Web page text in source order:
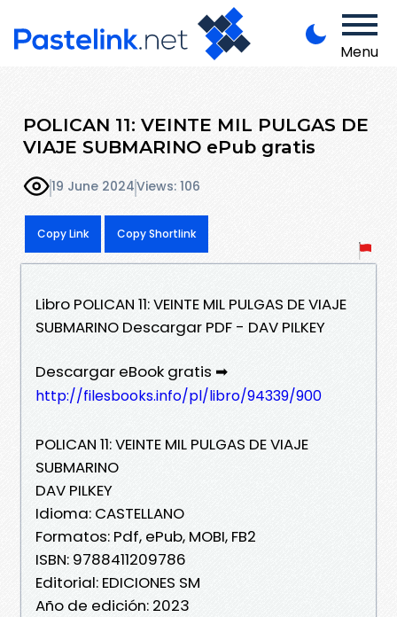
Menu
POLICAN 11: VEINTE MIL PULGAS DE
VIAJE SUBMARINO ePub gratis
19 June 2024Views: 106
Copy Link Copy Shortlink
Libro POLICAN 11: VEINTE MIL PULGAS DE VIAJE
SUBMARINO Descargar PDF - DAV PILKEY
Descargar eBook gratis ➡
http://filesbooks.info/pl/libro/94339/900
POLICAN 11: VEINTE MIL PULGAS DE VIAJE
SUBMARINO
DAV PILKEY
Idioma: CASTELLANO
Formatos: Pdf, ePub, MOBI, FB2
ISBN: 9788411209786
Editorial: EDICIONES SM
Año de edición: 2023